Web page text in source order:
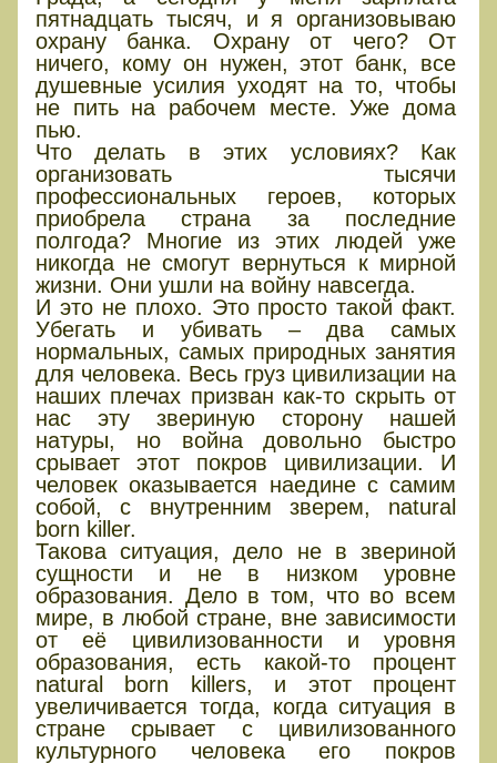
пятнадцать тысяч, и я организовываю
охрану банка. Охрану от чего? От
ничего, кому он нужен, этот банк, все
душевные усилия уходят на то, чтобы
не пить на рабочем месте. Уже дома
пью.
Что делать в этих условиях? Как
организовать тысячи
профессиональных героев, которых
приобрела страна за последние
полгода? Многие из этих людей уже
никогда не смогут вернуться к мирной
жизни. Они ушли на войну навсегда.
И это не плохо. Это просто такой факт.
Убегать и убивать – два самых
нормальных, самых природных занятия
для человека. Весь груз цивилизации на
наших плечах призван как-то скрыть от
нас эту звериную сторону нашей
натуры, но война довольно быстро
срывает этот покров цивилизации. И
человек оказывается наедине с самим
собой, с внутренним зверем, natural
born killer.
Такова ситуация, дело не в звериной
сущности и не в низком уровне
образования. Дело в том, что во всем
мире, в любой стране, вне зависимости
от её цивилизованности и уровня
образования, есть какой-то процент
natural born killers, и этот процент
увеличивается тогда, когда ситуация в
стране срывает с цивилизованного
культурного человека его покров